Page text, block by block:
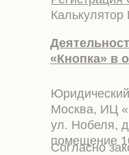
«Кнопка» в
Москва, ИЦ
ул. Нобеля,
помещение
Согласно